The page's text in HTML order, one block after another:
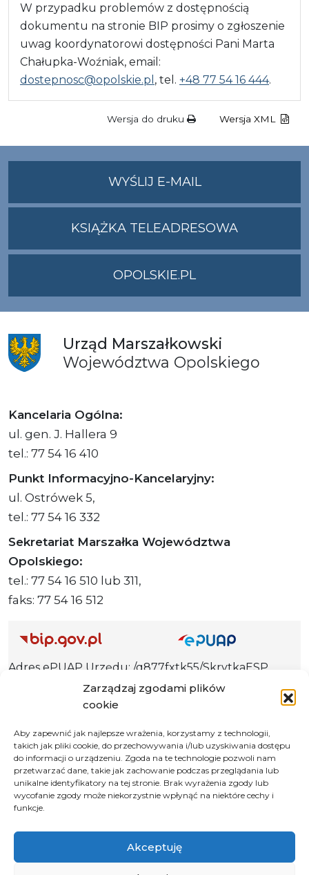
Zarządzaj zgodami plików
cookie
Aby zapewnić jak najlepsze wrażenia, korzystamy z technologii,
takich jak pliki cookie, do przechowywania i/lub uzyskiwania dostępu
do informacji o urządzeniu. Zgoda na te technologie pozwoli nam
przetwarzać dane, takie jak zachowanie podczas przeglądania lub
unikalne identyfikatory na tej stronie. Brak wyrażenia zgody lub
wycofanie zgody może niekorzystnie wpłynąć na niektóre cechy i
funkcje.
Akceptuję
W przypadku problemów z dostępnością
dokumentu na stronie BIP prosimy o zgłoszenie
uwag koordynatorowi dostępności Pani Marta
Chałupka-Woźniak, email:
dostepnosc@opolskie.pl , tel. +48 77 54 16 444.
Wersja do druku Wersja XML
WYŚLIJ E-MAILNA
ADRES
KSIĄŻKA TELEADRESOWA
OPOLSKIE.PL
Urząd Marszałkowski
Województwa Opolskiego
Kancelaria Ogólna:
ul. gen. J. Hallera 9
tel.: 77 54 16 410
Punkt Informacyjno-Kancelaryjny:
ul. Ostrówek 5,
tel.: 77 54 16 332
Sekretariat Marszałka Województwa
Opolskiego:
tel.: 77 54 16 510 lub 311,
faks: 77 54 16 512
Adres ePUAP Urzędu: /q877fxtk55/SkrytkaESP
Adres do e-Doręczeń
Urzędu: AE:PL-66703-73759-IGTUV-14
Polityka prywatności
Klauzula informacyjna RODO
Deklaracja dostępności
© 2026 Samorząd Województwa Opolskiego